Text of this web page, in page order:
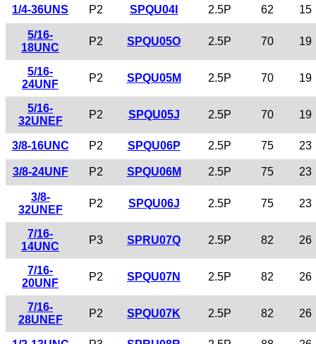
1/4-36UNS P2 SPQU04I 2.5P 62 15
5/16-
18UNC
P2 SPQU05O 2.5P 70 19
5/16-
24UNF
P2 SPQU05M 2.5P 70 19
5/16-
32UNEF
P2 SPQU05J 2.5P 70 19
3/8-16UNC P2 SPQU06P 2.5P 75 23
3/8-24UNF P2 SPQU06M 2.5P 75 23
3/8-
32UNEF
P2 SPQU06J 2.5P 75 23
7/16-
14UNC
P3 SPRU07Q 2.5P 82 26
7/16-
20UNF
P2 SPQU07N 2.5P 82 26
7/16-
28UNEF
P2 SPQU07K 2.5P 82 26